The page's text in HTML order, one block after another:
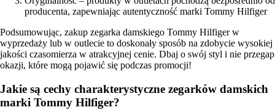
producenta, zapewniając autentyczność marki Tommy Hilfiger
Podsumowując, zakup zegarka damskiego Tommy Hilfiger w
wyprzedaży lub w outlecie to doskonały sposób na zdobycie wysokiej
jakości czasomierza w atrakcyjnej cenie. Dbaj o swój styl i nie przegap
okazji, które mogą pojawić się podczas promocji!
Jakie są cechy charakterystyczne zegarków damskich
marki Tommy Hilfiger?